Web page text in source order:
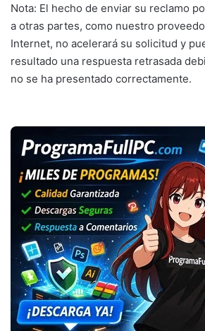
Nota: El hecho de enviar su reclamo
a otras partes, como nuestro
Internet, no acelerará su solicitud y
resultado una respuesta retrasada
no se ha presentado correctamente.